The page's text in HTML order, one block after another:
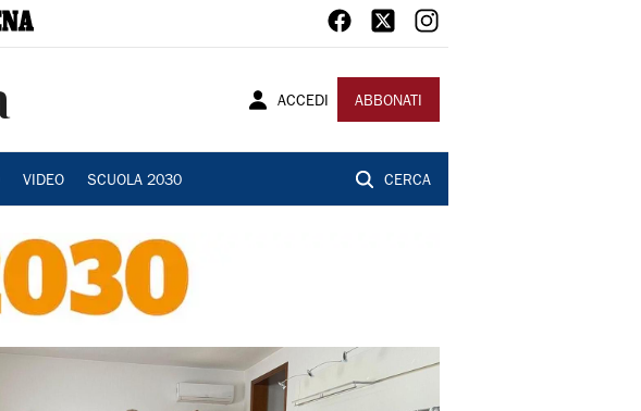
ACCEDI ABBONATI
VIDEO SCUOLA 2030 CERCA